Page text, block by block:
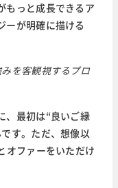
もっと成長できるア
ーが明確に描ける
を客観視するプロ
、最初は“良いご縁
す。ただ、想像以
オファーをいただけ